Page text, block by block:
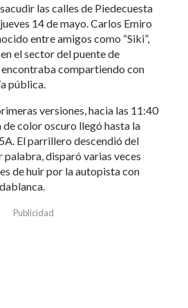
las calles de Piedecuesta
14 de mayo. Carlos Emiro
entre amigos como “Siki”,
el sector del puente de
encontraba compartiendo con
pública.
versiones, hacia las 11:40
color oscuro llegó hasta la
El parrillero descendió del
palabra, disparó varias veces
de huir por la autopista con
Publicidad